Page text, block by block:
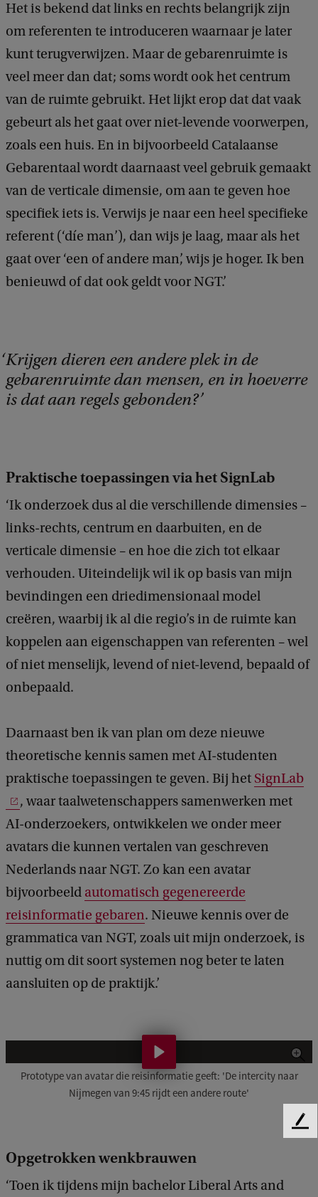
Het is bekend dat links en rechts belangrijk zijn
om referenten te introduceren waarnaar je later
kunt terugverwijzen. Maar de gebarenruimte is
veel meer dan dat; soms wordt ook het centrum
van de ruimte gebruikt. Het lijkt erop dat dat vaak
gebeurt als het gaat over niet-levende voorwerpen,
zoals een huis. En in bijvoorbeeld Catalaanse
Gebarentaal wordt daarnaast veel gebruik gemaakt
van de verticale dimensie, om aan te geven hoe
specifiek iets is. Verwijs je naar een heel specifieke
referent (‘díe man’), dan wijs je laag, maar als het
gaat over ‘een of andere man’, wijs je hoger. Ik ben
benieuwd of dat ook geldt voor NGT.’
Krijgen dieren een andere plek in de
gebarenruimte dan mensen, en in hoeverre
is dat aan regels gebonden?
Praktische toepassingen via het SignLab
‘Ik onderzoek dus al die verschillende dimensies –
links-rechts, centrum en daarbuiten, en de
verticale dimensie – en hoe die zich tot elkaar
verhouden. Uiteindelijk wil ik op basis van mijn
bevindingen een driedimensionaal model
creëren, waarbij ik al die regio’s in de ruimte kan
koppelen aan eigenschappen van referenten – wel
of niet menselijk, levend of niet-levend, bepaald of
onbepaald.
Daarnaast ben ik van plan om deze nieuwe
theoretische kennis samen met AI-studenten
praktische toepassingen te geven. Bij het SignLab
, waar taalwetenschappers samenwerken met
AI-onderzoekers, ontwikkelen we onder meer
avatars die kunnen vertalen van geschreven
Nederlands naar NGT. Zo kan een avatar
bijvoorbeeld automatisch gegenereerde
reisinformatie gebaren. Nieuwe kennis over de
grammatica van NGT, zoals uit mijn onderzoek, is
nuttig om dit soort systemen nog beter te laten
aansluiten op de praktijk.’
Prototype van avatar die reisinformatie geeft: 'De intercity naar
Nijmegen van 9:45 rijdt een andere route'
r
g
Opgetrokken wenkbrauwen
‘Toen ik tijdens mijn bachelor Liberal Arts and
F